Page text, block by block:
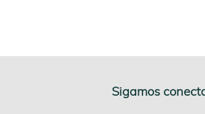
Sigamos